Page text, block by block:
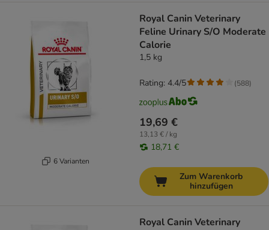
6 Varianten
Royal Canin Veterinary
Feline Urinary S/O Moderate
Calorie
1,5 kg
19,69 €
13,13 € / kg
18,71 €
Rating: 4.4/5 (588)
Zum Warenkorb
hinzufügen
Royal Canin Veterinary